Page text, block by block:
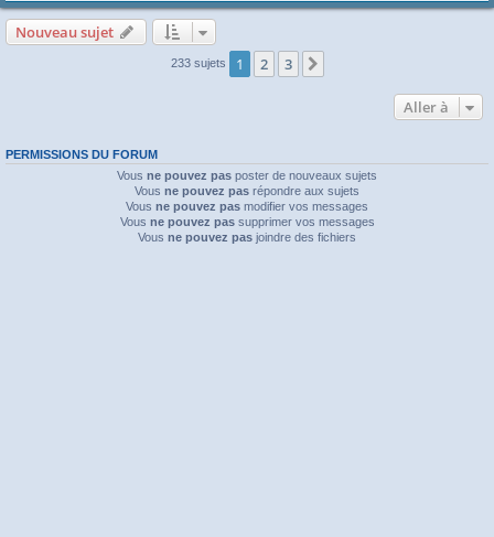
Nouveau sujet
233 sujets 1 2 3
Aller à
PERMISSIONS DU FORUM
Vous ne pouvez pas poster de nouveaux sujets
Vous ne pouvez pas répondre aux sujets
Vous ne pouvez pas modifier vos messages
Vous ne pouvez passupprimer vos messages
Vous ne pouvez pas joindre des fichiers